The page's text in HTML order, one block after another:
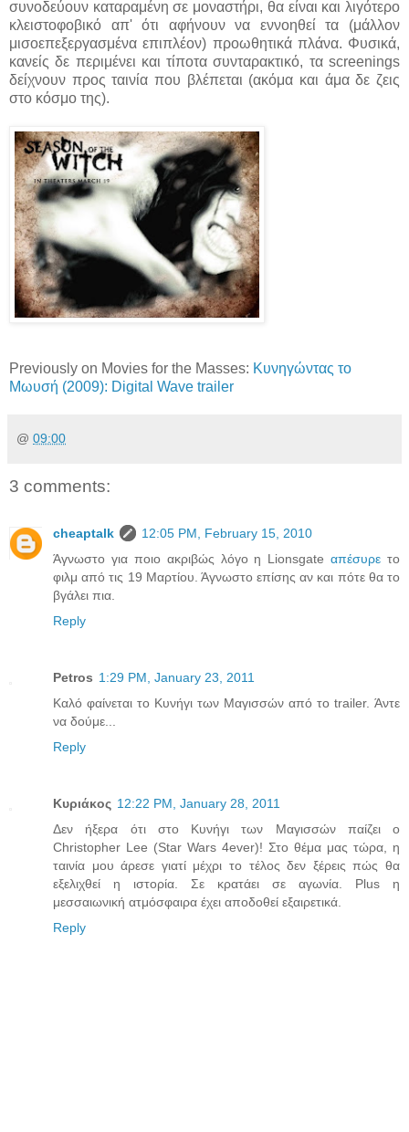
συνοδεύουν καταραμένη σε μοναστήρι, θα είναι και λιγότερο
κλειστοφοβικό απ' ότι αφήνουν να εννοηθεί τα (μάλλον
μισοεπεξεργασμένα επιπλέον) προωθητικά πλάνα. Φυσικά,
κανείς δε περιμένει και τίποτα συνταρακτικό, τα screenings
δείχνουν προς ταινία που βλέπεται (ακόμα και άμα δε ζεις
στο κόσμο της).
Previously on Movies for the Masses: Κυνηγώντας το
Μωυσή (2009): Digital Wave trailer
@ 09:00
3 comments:
cheaptalk
12:05 PM, February 15, 2010
Άγνωστο για ποιο ακριβώς λόγο η Lionsgateαπέσυρε το
φιλμ από τις 19 Μαρτίου. Άγνωστο επίσης αν και πότε θα το
βγάλει πια.
Reply
Petros 1:29 PM, January 23, 2011
Καλό φαίνεται το Κυνήγι των Μαγισσών από το trailer. Άντε
να δούμε...
Reply
Κυριάκος 12:22 PM, January 28, 2011
Δεν ήξερα ότι στο Κυνήγι των Μαγισσών παίζει ο
Christopher Lee (Star Wars 4ever)! Στο θέμα μας τώρα, η
ταινία μου άρεσε γιατί μέχρι το τέλος δεν ξέρεις πώς θα
εξελιχθεί η ιστορία. Σε κρατάει σε αγωνία. Plus η
μεσσαιωνική ατμόσφαιρα έχει αποδοθεί εξαιρετικά.
Reply